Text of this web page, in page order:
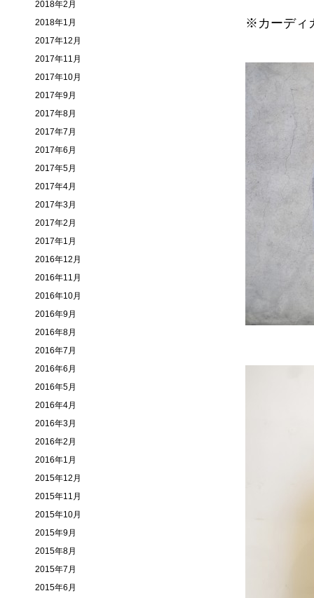
※カーディ
2018年2月
2018年1月
2017年12月
2017年11月
2017年10月
2017年9月
2017年8月
2017年7月
2017年6月
2017年5月
2017年4月
2017年3月
2017年2月
2017年1月
2016年12月
2016年11月
2016年10月
2016年9月
2016年8月
2016年7月
2016年6月
2016年5月
2016年4月
2016年3月
2016年2月
2016年1月
2015年12月
2015年11月
2015年10月
2015年9月
2015年8月
2015年7月
2015年6月